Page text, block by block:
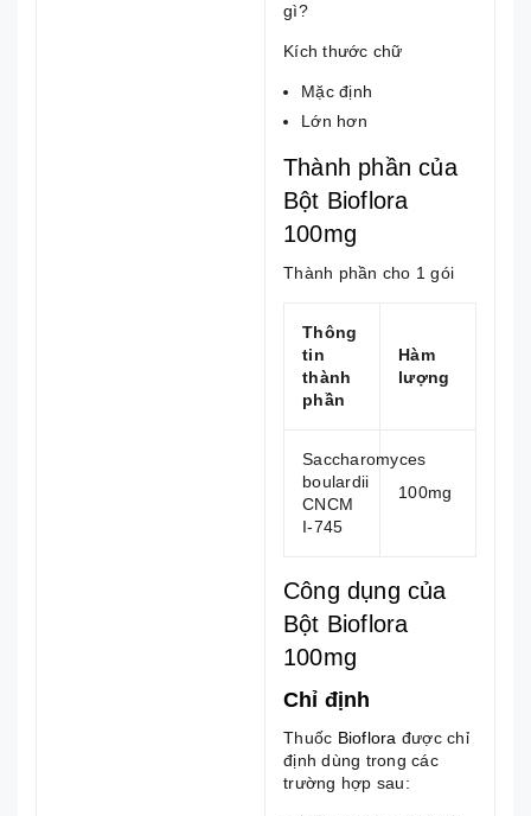
gì?
Kích thước chữ
Mặc định
Lớn hơn
Thành phần của
Bột Bioflora
100mg
Thành phần cho 1 gói
Thông
tin
thành
phần
Hàm
lượng
Saccharomyces
boulardii
CNCM
I-745
100mg
Công dụng của
Bột Bioflora
100mg
Chỉ định
Thuốc Bioflora được chỉ
định dùng trong các
trường hợp sau: